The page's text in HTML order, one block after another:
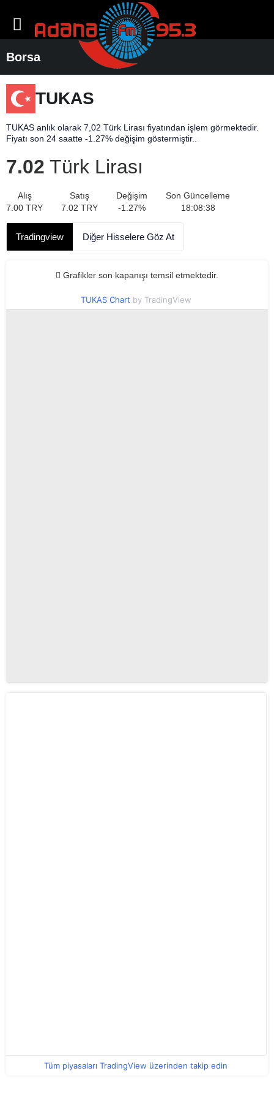
Borsa
TUKAS
TUKAS anlık olarak 7,02 Türk Lirası fiyatından işlem görmektedir.
Fiyatı son 24 saatte -1.27% değişim göstermiştir..
7.02 Türk Lirası
Alış
7.00 TRY
Satış
7.02 TRY
Değişim
-1.27%
Son Güncelleme
18:08:38
Tradingview Diğer Hisselere Göz At
Grafikler son kapanışı temsil etmektedir.
TUKAS Chart by TradingView
Tüm piyasaları TradingView üzerinden takip edin